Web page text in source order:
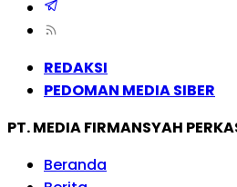
REDAKSI
PEDOMAN MEDIA SIBER
PT. MEDIA FIRMANSYAH
Beranda